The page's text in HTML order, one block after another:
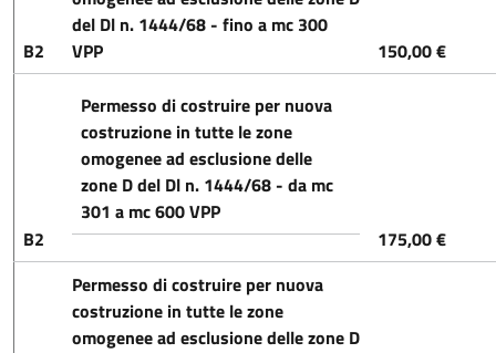
B2
del Dl n. 1444/68 - fino a mc 300
VPP
150,00 €
B2
Permesso di costruire per nuova
costruzione in tutte le zone
omogenee ad esclusione delle
zone D del Dl n. 1444/68 - da mc
301 a mc 600 VPP
175,00 €
Permesso di costruire per nuova
costruzione in tutte le zone
omogenee ad esclusione delle zone D